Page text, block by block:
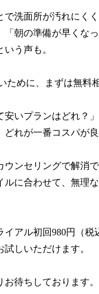
洗面所が汚れにくく
「朝の準備が早くなっ
う声も。
ために、まずは無料
安いプランはどれ？」
どれが一番コスパが良
ンセリングで解消で
ルに合わせて、無理
イアル初回980円（
しいただけます。
待ちしております。